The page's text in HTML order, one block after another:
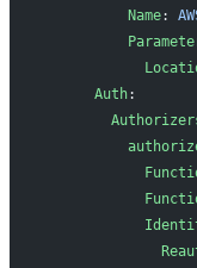
          Name
:
      Auth
: